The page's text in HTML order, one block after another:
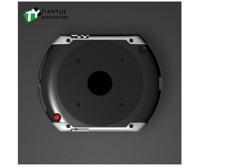
지능형 무인 포크리프트
3차원 창고 셔틀
UGV 유선 제어 4륜 외곽 차시
AGV 지원 충전 장비
AGV 메카넘 휠 드라이브 부품
저장소 AGV 리프팅 메커니즘 조립